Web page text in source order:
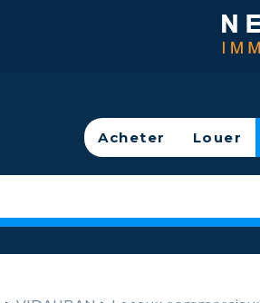
Acheter Louer